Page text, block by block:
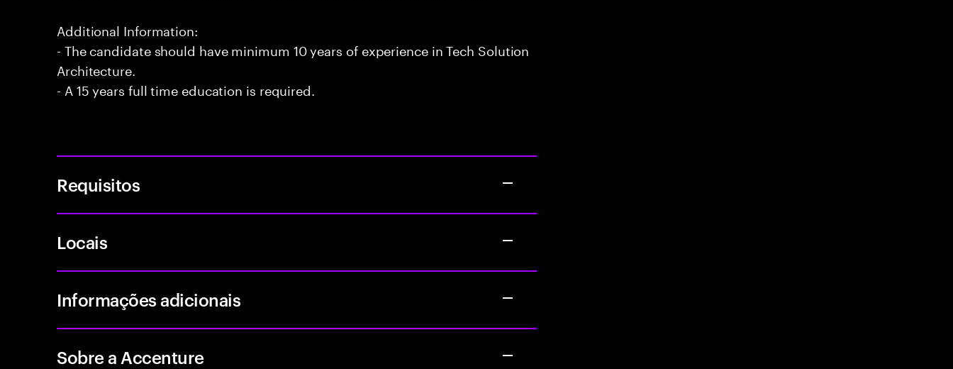
Additional Information:
- The candidate should have minimum 10 years of experience in Tech Solution
Architecture.
- A 15 years full time education is required.
Requisitos
Locais
Informações adicionais
Sobre a Accenture